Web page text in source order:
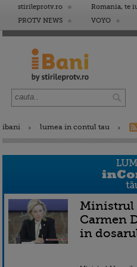
stirileprotv.ro Romania, te
PROTV NEWS
VOYO
ibani lumea in contul tau
Ministrul
Carmen
in